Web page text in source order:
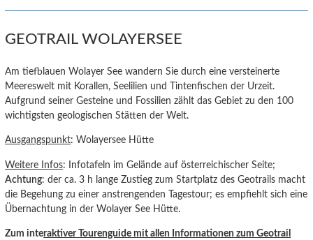
GEOTRAIL WOLAYERSEE
Am tiefblauen Wolayer See wandern Sie durch eine versteinerte
Meereswelt mit Korallen, Seelilien und Tintenfischen der Urzeit.
Aufgrund seiner Gesteine und Fossilien zählt das Gebiet zu den 100
wichtigsten geologischen Stätten der Welt.
Ausgangspunkt: Wolayersee Hütte
Weitere Infos: Infotafeln im Gelände auf österreichischer Seite;
Achtung: der ca. 3 h lange Zustieg zum Startplatz des Geotrails macht
die Begehung zu einer anstrengenden Tagestour; es empfiehlt sich eine
Übernachtung in der Wolayer See Hütte.
Zum interaktiver Tourenguide mit allen Informationen zum Geotrail